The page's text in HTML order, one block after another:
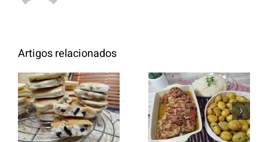
Artigos relacionados
Panquecas
com Oreo
Entrecosto
italiano c/
batata a
murro e